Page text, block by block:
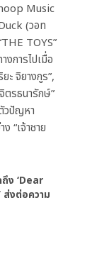
Music
(วอท
TOYS”
การไปเมื่อ
ะ จิยางกูร”,
ตรธนารักษ์”
วปัญหา
“เจ้าชาย
ง ‘Dear
ส่งต่อความ